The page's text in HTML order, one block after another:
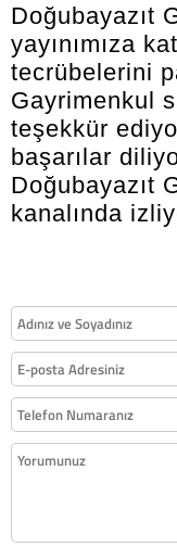
Doğubayazıt
yayınımıza
tecrübelerini
Gayrimenkul
teşekkür
başarılar
Doğubayazıt
kanalında